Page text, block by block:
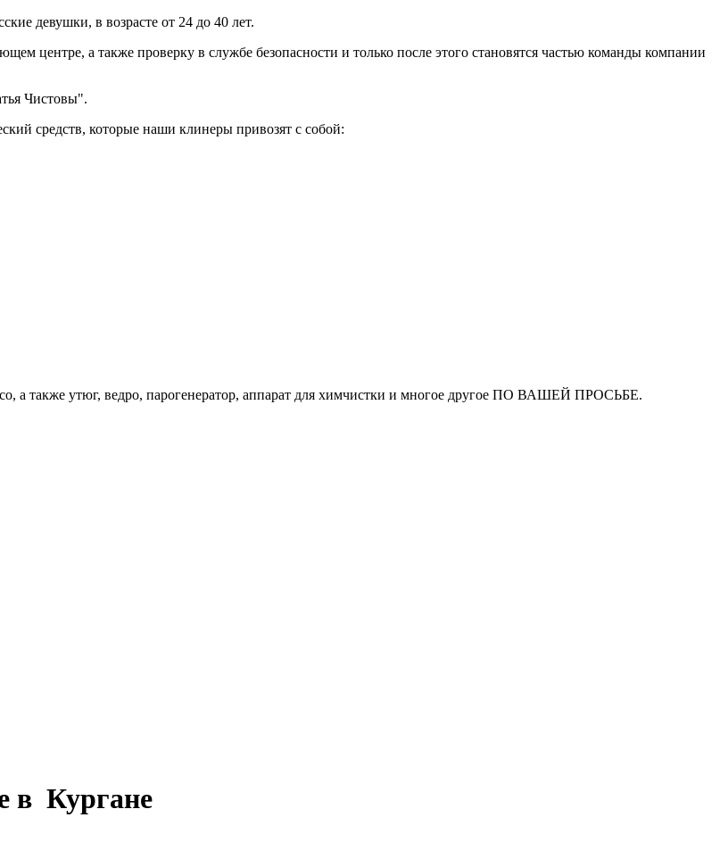
девушки, в возрасте от 24 до 40 лет.
центре, а также проверку в службе безопасности и только после этого становятся частью команды компании
Чистовы".
средств, которые наши клинеры привозят с собой:
а также утюг, ведро, парогенератор, аппарат для химчистки и многое другое ПО ВАШЕЙ ПРОСЬБЕ.
в Кургане